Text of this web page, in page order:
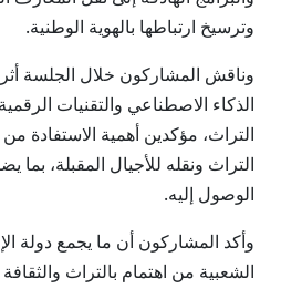
وترسيخ ارتباطها بالهوية الوطنية.
وناقش المشاركون خلال الجلسة
الذكاء الاصطناعي والتقنيات
التراث، مؤكدين أهمية الاستفادة
التراث ونقله للأجيال المقبلة، بما
الوصول إليه.
وأكد المشاركون أن ما يجمع دولة
الشعبية من اهتمام بالتراث